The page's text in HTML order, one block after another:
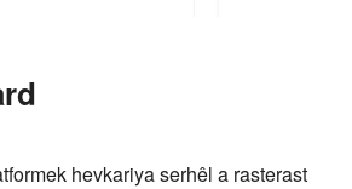
hevkariya serhêl a rasterast